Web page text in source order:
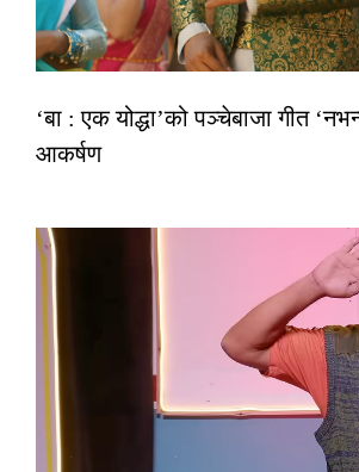
‘बा : एक योद्धा’को पञ्चेबाजा गीत
आकर्षण